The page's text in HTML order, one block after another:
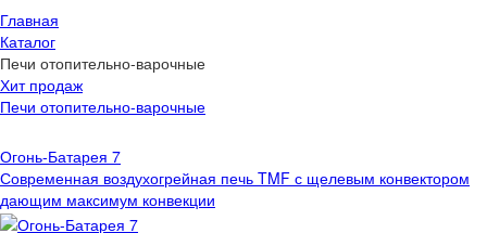
Главная
Каталог
Печи отопительно-варочные
Хит продаж
Печи отопительно-варочные
Огонь-Батарея 7
Современная воздухогрейная печь TMF с щелевым конвектором
дающим максимум конвекции